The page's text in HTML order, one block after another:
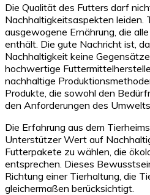
Die Qualität des Futters darf
Nachhaltigkeitsaspekten leiden.
ausgewogene Ernährung, die
enthält. Die gute Nachricht ist,
Nachhaltigkeit keine
hochwertige
nachhaltige
Produkte, die sowohl den
den Anforderungen des
Die Erfahrung aus dem
Unterstützer Wert auf
Futterpakete zu wählen, die
entsprechen. Dieses
Richtung einer Tierhaltung, die
gleichermaßen berücksichtigt.